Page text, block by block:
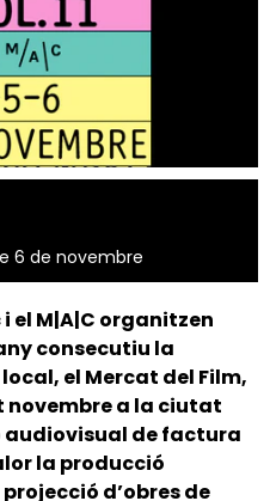
6 de novembre
el M|A|C organitzen
consecutiu la
el Mercat del Film,
novembre a la ciutat
de factura
la producció
d’obres de